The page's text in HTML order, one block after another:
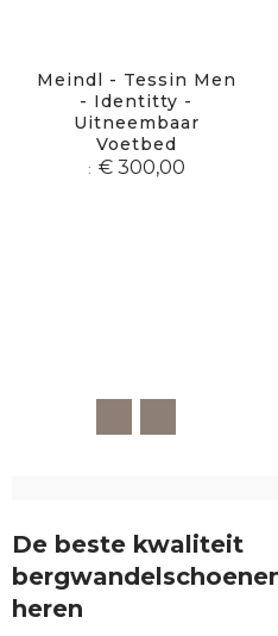
Meindl - Tessin Men
- Identitty -
Uitneembaar
Voetbed
€ 300,00
De beste kwaliteit
heren